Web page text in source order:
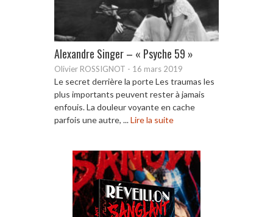
Alexandre Singer – « Psyche 59 »
Olivier ROSSIGNOT - 16 mars 2019
Le secret derrière la porte Les traumas les
plus importants peuvent rester à jamais
enfouis. La douleur voyante en cache
parfois une autre, ...Lire la suite